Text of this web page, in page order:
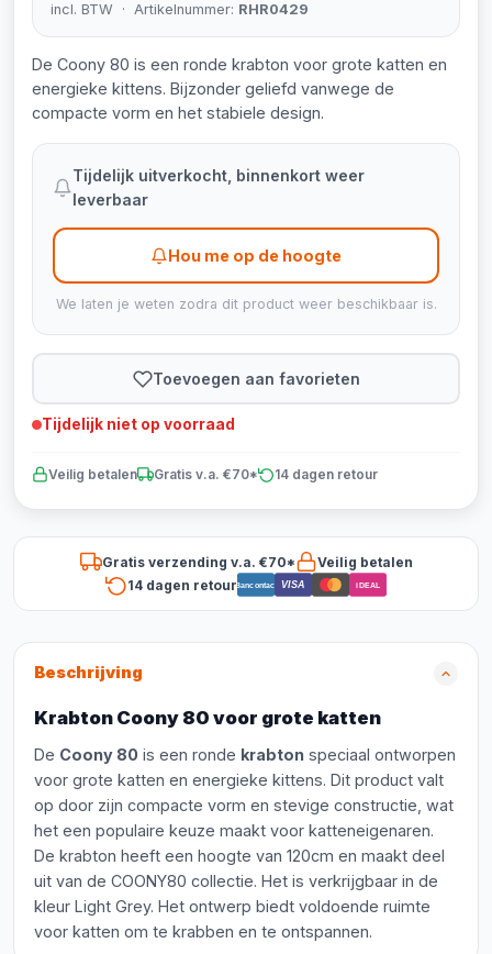
incl. BTW · Artikelnummer: RHR0429
De Coony 80 is een ronde krabton voor grote katten en
energieke kittens. Bijzonder geliefd vanwege de
compacte vorm en het stabiele design.
Tijdelijk uitverkocht, binnenkort weer
leverbaar
Hou me op de hoogte
We laten je weten zodra dit product weer beschikbaar is.
Toevoegen aan favorieten
Tijdelijk niet op voorraad
Veilig betalen Gratis v.a. €70* 14 dagen retour
Gratis verzending v.a. €70*
Veilig betalen
14 dagen retourBancontact VISA iDEAL
Beschrijving
Krabton Coony 80 voor grote katten
De Coony 80 is een ronde krabton speciaal ontworpen
voor grote katten en energieke kittens. Dit product valt
op door zijn compacte vorm en stevige constructie, wat
het een populaire keuze maakt voor katteneigenaren.
De krabton heeft een hoogte van 120cm en maakt deel
uit van de COONY80 collectie. Het is verkrijgbaar in de
kleur Light Grey. Het ontwerp biedt voldoende ruimte
voor katten om te krabben en te ontspannen.